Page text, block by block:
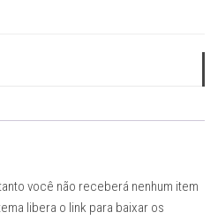
você não receberá nenhum item
libera o link para baixar os